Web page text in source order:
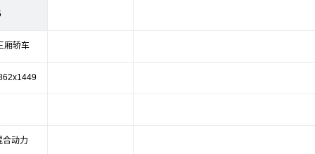
厢轿车
合动力